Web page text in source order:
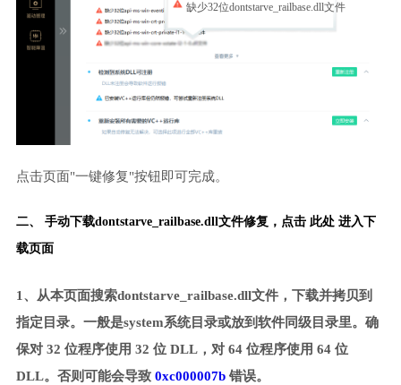
缺少32位dontstarve_railbase.dll文件
点击页面"一键修复"按钮即可完成。
二、 手动下载dontstarve_railbase.dll文件修复， 点击 此处 进入下
载页面
1、从本页面搜索dontstarve_railbase.dll文件，下载并拷贝到
指定目录。一般是system系统目录或放到软件同级目录里。确
保对 32 位程序使用 32 位 DLL，对 64 位程序使用 64 位
DLL。否则可能会导致 0xc000007b错误。